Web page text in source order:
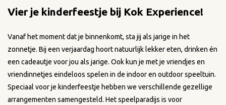
Vier je kinderfeestje bij Kok Experience!
Vanaf het moment dat je binnenkomt, sta jij als jarige in het
zonnetje. Bij een verjaardag hoort natuurlijk lekker eten, drinken én
een cadeautje voor jou als jarige. Ook kun je met je vriendjes en
vriendinnetjes eindeloos spelen in de indoor en outdoor speeltuin.
Speciaal voor je kinderfeestje hebben we verschillende gezellige
arrangementen samengesteld. Het speelparadijs is voor